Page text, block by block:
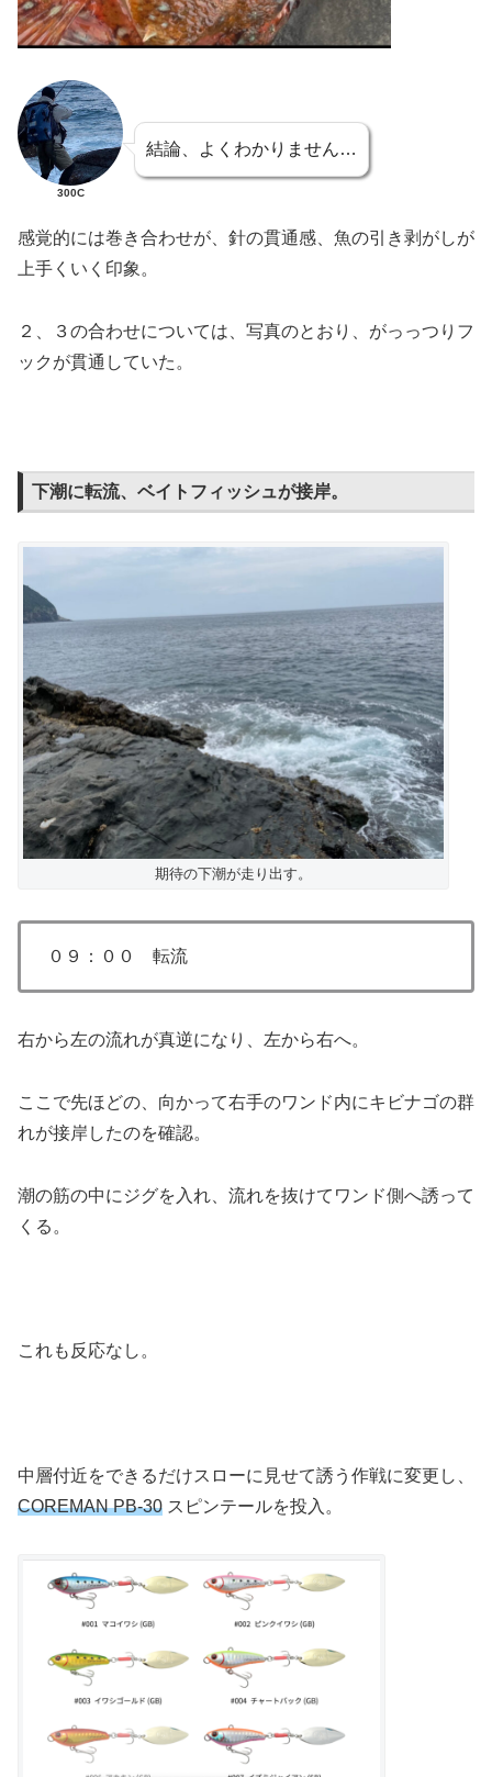
300C
結論、よくわかりません…
感覚的には巻き合わせが、針の貫通感、魚の引き剥がしが
上手くいく印象。
２、３の合わせについては、写真のとおり、がっっつりフ
ックが貫通していた。
下潮に転流、ベイトフィッシュが接岸。
期待の下潮が走り出す。
０９：００ 転流
右から左の流れが真逆になり、左から右へ。
ここで先ほどの、向かって右手のワンド内にキビナゴの群
れが接岸したのを確認。
潮の筋の中にジグを入れ、流れを抜けてワンド側へ誘って
くる。
これも反応なし。
中層付近をできるだけスローに見せて誘う作戦に変更し、
COREMAN PB-30 スピンテールを投入。